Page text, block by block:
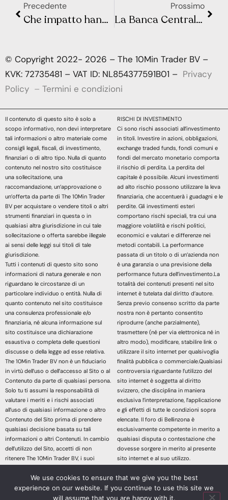
Precedente
Che impatto hanno i tassi di interesse sulla stabilità finanziaria?
Prossimo
La Banca Centrale cinese taglia i tassi a sorpresa
© Copyright 2022- 2026 – The 10Min Trader BV –
KVK: 72735481 – VAT ID: NL854377591B01 – Privacy
Policy – Termini e condizioni
Il contenuto di questo sito è solo a
scopo informativo, non devi interpretare
tali informazioni o altro materiale come
consigli legali, fiscali, di investimento,
finanziari o di altro tipo. Nulla di quanto
contenuto nel nostro sito costituisce
una sollecitazione, una
raccomandazione, un’approvazione o
un’offerta da parte di The 10Min Trader
BV per acquistare o vendere titoli o altri
strumenti finanziari in questa o in
qualsiasi altra giurisdizione in cui tale
sollecitazione o offerta sarebbe illegale
ai sensi delle leggi sui titoli di tale
giurisdizione.
Tutti i contenuti di questo sito sono
informazioni di natura generale e non
riguardano le circostanze di un
particolare individuo o entità. Nulla di
quanto contenuto nel sito costituisce
una consulenza professionale e/o
finanziaria, né alcuna informazione sul
sito costituisce una dichiarazione
esaustiva o completa delle questioni
discusse o della legge ad esse relativa.
The 10Min Trader BV non è un fiduciario
in virtù dell’uso o dell’accesso al Sito o al
Contenuto da parte di qualsiasi persona.
Solo tu ti assumi la responsabilità di
valutare i meriti e i rischi associati
all’uso di qualsiasi informazione o altro
Contenuto del Sito prima di prendere
qualsiasi decisione basata su tali
informazioni o altri Contenuti. In cambio
dell’utilizzo del Sito, accetti di non
ritenere The 10Min Trader BV, i suoi
servizi responsabile di eventuali
richieste di risarcimento danni derivanti
da qualsiasi decisione presa sulla base
RISCHI DI INVESTIMENTO
Ci sono rischi associati all’investimento
in titoli. Investire in azioni, obbligazioni,
exchange traded funds, fondi comuni e
fondi del mercato monetario comporta
il rischio di perdita. La perdita del
capitale è possibile. Alcuni investimenti
ad alto rischio possono utilizzare la leva
finanziaria, che accentuerà i guadagni e le
perdite. Gli investimenti esteri
comportano rischi speciali, tra cui una
maggiore volatilità e rischi politici,
economici e valutari e differenze nei
metodi contabili. La performance
passata di un titolo o di un’azienda non
è una garanzia o una previsione della
performance futura dell’investimento.La
totalità dei contenuti presenti nel sito
internet è tutelata dal diritto d’autore.
Senza previo consenso scritto da parte
nostra non è pertanto consentito
riprodurre (anche parzialmente),
trasmettere (né per via elettronica né in
altro modo), modificare, stabilire link o
utilizzare il sito internet per qualsivoglia
finalità pubblica o commerciale.Qualsiasi
controversia riguardante l’utilizzo del
sito internet è soggetta al diritto
svizzero, che disciplina in maniera
esclusiva l’interpretazione, l’applicazione
e gli effetti di tutte le condizioni sopra
elencate. Il foro di Bellinzona è
esclusivamente competente in merito a
qualsiasi disputa o contestazione che
dovesse sorgere in merito al presente
sito internet e al suo utilizzo.
dei contenuti di questo sito Web
dichiari di aver letto, compreso e
accettato le sopracitate informazioni
We use cookies to ensure that we give you the best
experience on our website. If you continue to use this site we
will assume that you are happy with it.